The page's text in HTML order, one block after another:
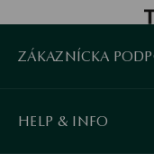
ZÁKAZNÍCKA
HELP & INFO